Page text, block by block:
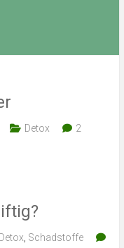
Detox
2
Detox Schadstoffe